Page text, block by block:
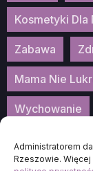
Administratorem
Rzeszowie.
Kosmetyki Dla
Zabawa
Mama Nie
Wychowanie